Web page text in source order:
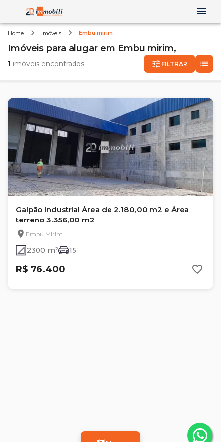
Home Imóveis Embu mirim
Imóveis para alugar em Embu mirim,
1 imóveis encontrados FILTRAR
Galpão Industrial Área de 2.180,00 m2 e Área
terreno 3.356,00 m2
Embu Mirim
2300 m² 15
R$ 76.400